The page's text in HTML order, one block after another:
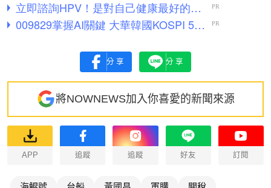
分享 分享
將NOWNEWS加入你喜愛的新聞來源
APP 追蹤 追蹤 好友 訂閱